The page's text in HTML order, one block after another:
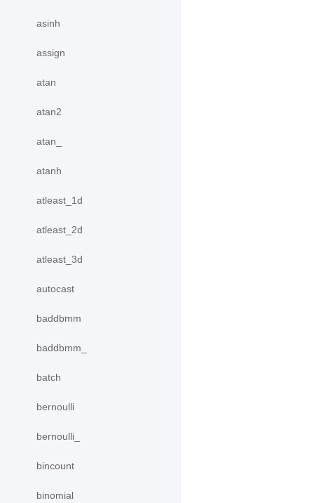
asinh
assign
atan
atan2
atan_
atanh
atleast_1d
atleast_2d
atleast_3d
autocast
baddbmm
baddbmm_
batch
bernoulli
bernoulli_
bincount
binomial